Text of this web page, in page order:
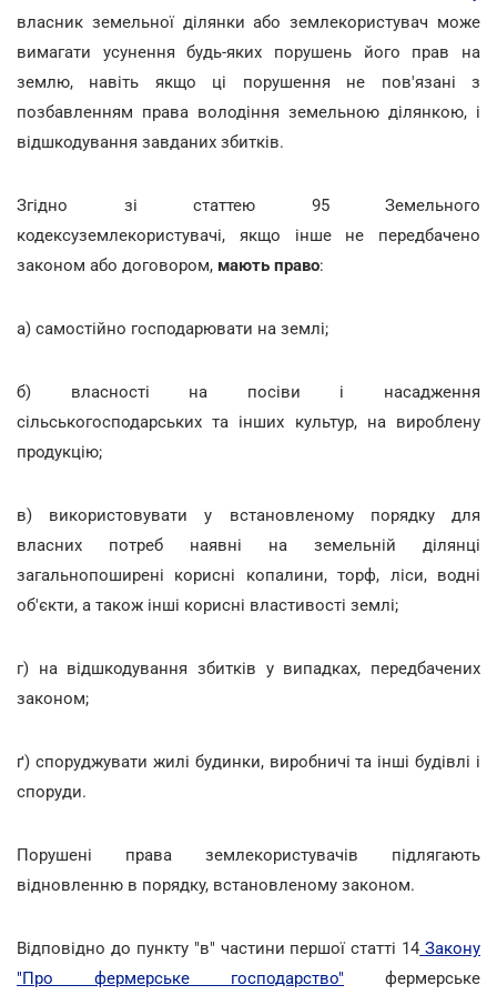
власник земельної ділянки або землекористувач може
вимагати усунення будь-яких порушень його прав на
землю, навіть якщо ці порушення не пов'язані з
позбавленням права володіння земельною ділянкою, і
відшкодування завданих збитків.
Згідно зі статтею 95 Земельного
кодексуземлекористувачі, якщо інше не передбачено
законом або договором, мають право:
а) самостійно господарювати на землі;
б) власності на посіви і насадження
сільськогосподарських та інших культур, на вироблену
продукцію;
в) використовувати у встановленому порядку для
власних потреб наявні на земельній ділянці
загальнопоширені корисні копалини, торф, ліси, водні
об'єкти, а також інші корисні властивості землі;
г) на відшкодування збитків у випадках, передбачених
законом;
ґ) споруджувати жилі будинки, виробничі та інші будівлі і
споруди.
Порушені права землекористувачів підлягають
відновленню в порядку, встановленому законом.
Відповідно до пункту "в" частини першої статті 14 Закону
"Про фермерське господарство" фермерське